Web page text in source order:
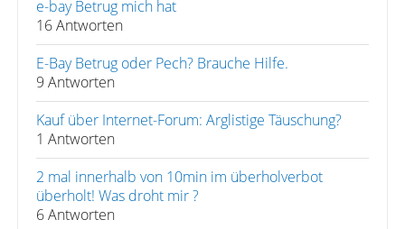
e-bay Betrug mich hat
16 Antworten
E-Bay Betrug oder Pech? Brauche Hilfe.
9 Antworten
Kauf über Internet-Forum: Arglistige Täuschung?
1 Antworten
2 mal innerhalb von 10min im überholverbot
überholt! Was droht mir ?
6 Antworten